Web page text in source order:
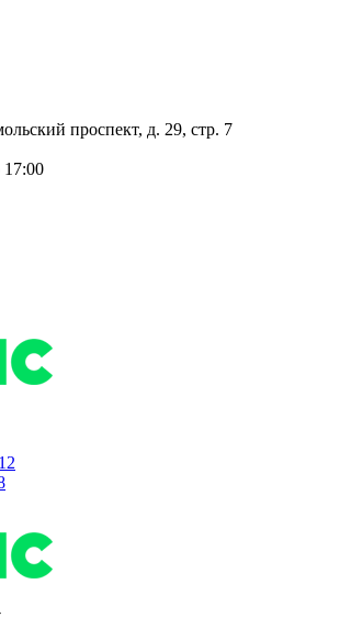
проспект, д. 29, стр. 7